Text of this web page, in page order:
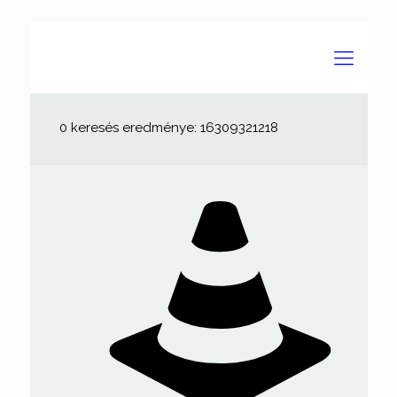
0 keresés eredménye: 16309321218